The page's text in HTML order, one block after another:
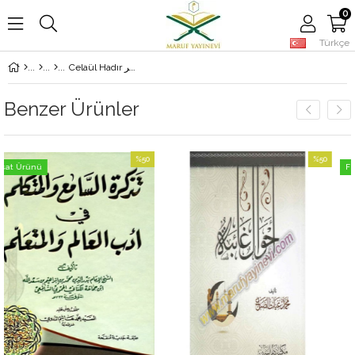
Türkçe
0
Celaül Hadır جلاء الخاطر
Benzer Ürünler
%50
İndirim
%50İndirim
%50
İndirim
%50İndirim
Fırsat Ürünü